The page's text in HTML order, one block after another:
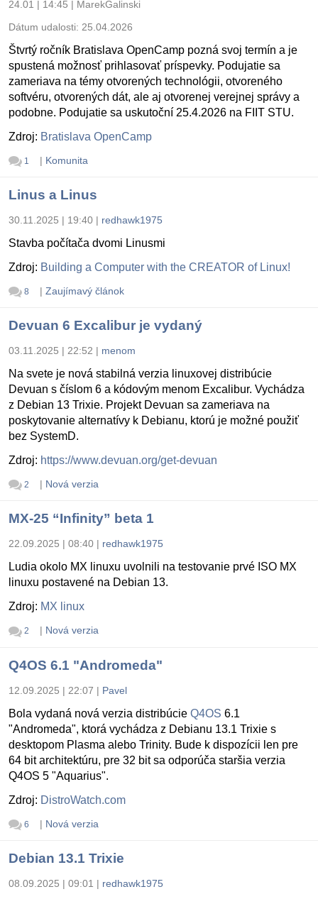
24.01 | 14:45 | MarekGalinski
Dátum udalosti: 25.04.2026
Štvrtý ročník Bratislava OpenCamp pozná svoj termín a je
spustená možnosť prihlasovať príspevky. Podujatie sa
zameriava na témy otvorených technológii, otvoreného
softvéru, otvorených dát, ale aj otvorenej verejnej správy a
podobne. Podujatie sa uskutoční 25.4.2026 na FIIT STU.
Zdroj: Bratislava OpenCamp
1 | Komunita
Linus a Linus
30.11.2025 | 19:40 | redhawk1975
Stavba počítača dvomi Linusmi
Zdroj: Building a Computer with the CREATOR of Linux!
8 | Zaujímavý článok
Devuan 6 Excalibur je vydaný
03.11.2025 | 22:52 | menom
Na svete je nová stabilná verzia linuxovej distribúcie
Devuan s číslom 6 a kódovým menom Excalibur. Vychádza
z Debian 13 Trixie. Projekt Devuan sa zameriava na
poskytovanie alternatívy k Debianu, ktorú je možné použiť
bez SystemD.
Zdroj: https://www.devuan.org/get-devuan
2 | Nová verzia
MX-25 “Infinity” beta 1
22.09.2025 | 08:40 | redhawk1975
Ludia okolo MX linuxu uvolnili na testovanie prvé ISO MX
linuxu postavené na Debian 13.
Zdroj: MX linux
2 | Nová verzia
Q4OS 6.1 "Andromeda"
12.09.2025 | 22:07 | Pavel
Bola vydaná nová verzia distribúcie Q4OS 6.1
"Andromeda", ktorá vychádza z Debianu 13.1 Trixie s
desktopom Plasma alebo Trinity. Bude k dispozícii len pre
64 bit architektúru, pre 32 bit sa odporúča staršia verzia
Q4OS 5 "Aquarius".
Zdroj: DistroWatch.com
6 | Nová verzia
Debian 13.1 Trixie
08.09.2025 | 09:01 | redhawk1975